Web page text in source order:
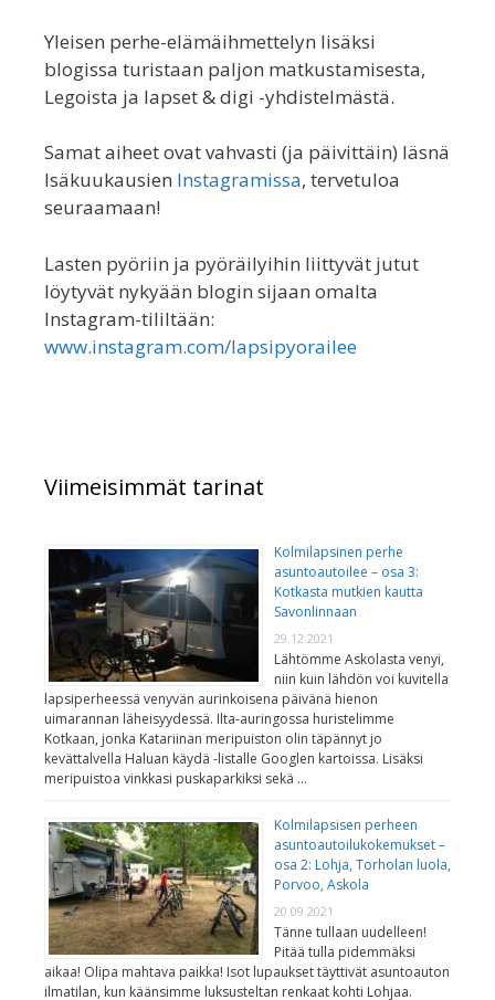
Yleisen perhe-elämäihmettelyn lisäksi
blogissa turistaan paljon matkustamisesta,
Legoista ja lapset & digi -yhdistelmästä.
Samat aiheet ovat vahvasti (ja päivittäin) läsnä
Isäkuukausien Instagramissa, tervetuloa
seuraamaan!
Lasten pyöriin ja pyöräilyihin liittyvät jutut
löytyvät nykyään blogin sijaan omalta
Instagram-tililtään:
www.instagram.com/lapsipyorailee
Viimeisimmät tarinat
Kolmilapsinen perhe
asuntoautoilee – osa 3:
Kotkasta mutkien kautta
Savonlinnaan
29.12.2021
Lähtömme Askolasta venyi,
niin kuin lähdön voi kuvitella
lapsiperheessä venyvän aurinkoisena päivänä hienon
uimarannan läheisyydessä. Ilta-auringossa huristelimme
Kotkaan, jonka Katariinan meripuiston olin täpännyt jo
kevättalvella Haluan käydä -listalle Googlen kartoissa. Lisäksi
meripuistoa vinkkasi puskaparkiksi sekä …
Kolmilapsisen perheen
asuntoautoilukokemukset –
osa 2: Lohja, Torholan luola,
Porvoo, Askola
20.09.2021
Tänne tullaan uudelleen!
Pitää tulla pidemmäksi
aikaa! Olipa mahtava paikka! Isot lupaukset täyttivät asuntoauton
ilmatilan, kun käänsimme luksusteltan renkaat kohti Lohjaa.